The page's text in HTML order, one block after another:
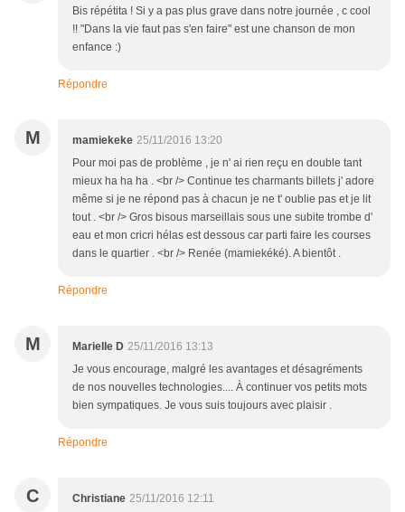
Bis répétita ! Si y a pas plus grave dans notre journée , c cool
!! "Dans la vie faut pas s'en faire" est une chanson de mon
enfance :)
Répondre
M mamiekeke 25/11/2016 13:20
Pour moi pas de problème , je n' ai rien reçu en double tant
mieux ha ha ha . <br /> Continue tes charmants billets j' adore
même si je ne répond pas à chacun je ne t' oublie pas et je lit
tout . <br /> Gros bisous marseillais sous une subite trombe d'
eau et mon cricri hélas est dessous car parti faire les courses
dans le quartier . <br /> Renée (mamiekéké). A bientôt .
Répondre
M Marielle D 25/11/2016 13:13
Je vous encourage, malgré les avantages et désagréments
de nos nouvelles technologies.... À continuer vos petits mots
bien sympatiques. Je vous suis toujours avec plaisir .
Répondre
C Christiane 25/11/2016 12:11